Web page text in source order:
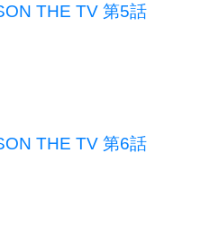
THE TV 第5話
THE TV 第6話